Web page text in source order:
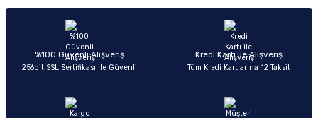
Ürün açıklamasında eksik bilgiler bulunuyor.
Ürün bilgilerinde hatalar bulunuyor.
Ürün fiyatı diğer sitelerden daha pahalı.
Sitemize ilk yorumu siz yapın!
%100 Güvenli Alışveriş
256bit SSL Sertifikası ile Güvenli
Kredi Kartı ile Alışveriş
Tüm Kredi Kartlarına 12 Taksit